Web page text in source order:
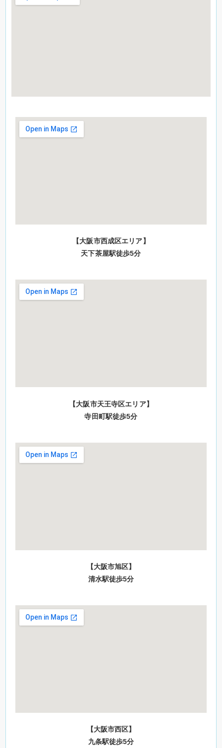
【大阪市西成区エリア】
天下茶屋駅徒歩5分
【大阪市天王寺区エリア】
寺田町駅徒歩5分
【大阪市旭区】
清水駅徒歩5分
【大阪市西区】
九条駅徒歩5分